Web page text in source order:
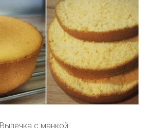
Выпечка с манкой